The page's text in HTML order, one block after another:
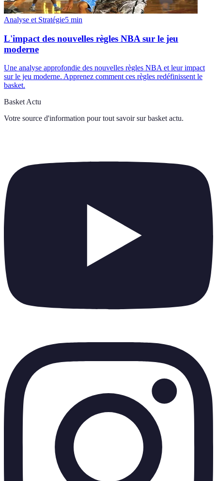
Analyse et Stratégie5 min
L'impact des nouvelles règles NBA sur le jeu
moderne
Une analyse approfondie des nouvelles règles NBA et leur impact
sur le jeu moderne. Apprenez comment ces règles redéfinissent le
basket.
Basket Actu
Votre source d'information pour tout savoir sur basket actu.